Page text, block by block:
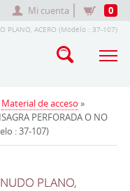
Mi cuenta 0
PLANO, ACERO (Modelo : 37-107)
Material de acceso »
PERFORADA O NO
: 37-107)
PLANO,